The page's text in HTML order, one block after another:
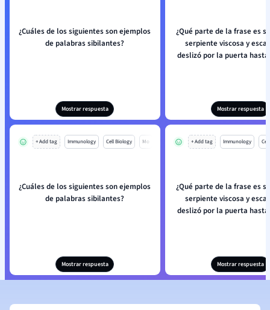
¿Cuáles de los siguientes son ejemplos
de palabras sibilantes?
Mostrar respuesta
¿Qué parte de la frase es
serpiente viscosa y
deslizó por la puerta
Mostrar respuesta
+ Add tag Immunology Cell Biology Mo
¿Cuáles de los siguientes son ejemplos
de palabras sibilantes?
Mostrar respuesta
+ Add tag Immunology
¿Qué parte de la frase es
serpiente viscosa y
deslizó por la puerta
Mostrar respuesta